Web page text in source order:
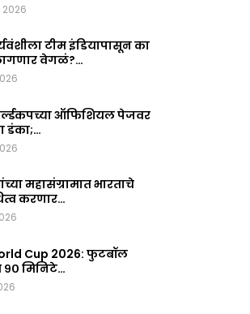
टीम इंडियापासून का
वेगळं?…
ऑफिशियल पेजवर
डंका;…
महासंग्रामात भारताचे
करणार…
Cup 2026: फुटबॉल
मिनिटे…